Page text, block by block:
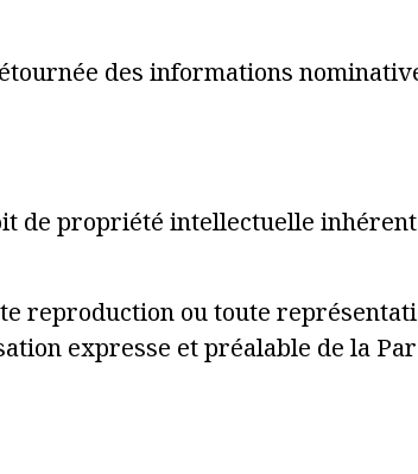
des informations
de propriété intellectuelle inhérent
reproduction ou toute
expresse et préalable de la